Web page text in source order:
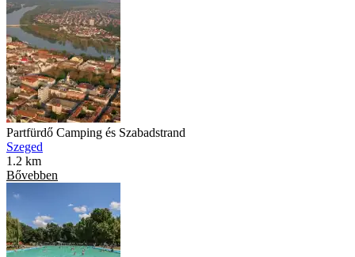
Partfürdő Camping és Szabadstrand
Szeged
1.2 km
Bővebben